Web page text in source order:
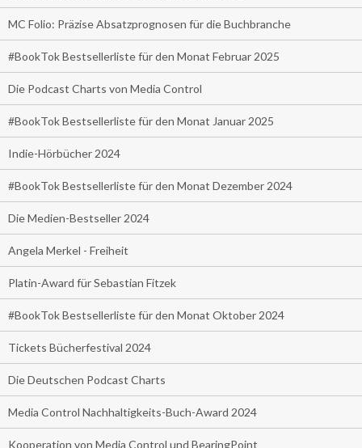
MC Folio: Präzise Absatzprognosen für die Buchbranche
#BookTok Bestsellerliste für den Monat Februar 2025
Die Podcast Charts von Media Control
#BookTok Bestsellerliste für den Monat Januar 2025
Indie-Hörbücher 2024
#BookTok Bestsellerliste für den Monat Dezember 2024
Die Medien-Bestseller 2024
Angela Merkel - Freiheit
Platin-Award für Sebastian Fitzek
#BookTok Bestsellerliste für den Monat Oktober 2024
Tickets Bücherfestival 2024
Die Deutschen Podcast Charts
Media Control Nachhaltigkeits-Buch-Award 2024
Kooperation von Media Control und BearingPoint